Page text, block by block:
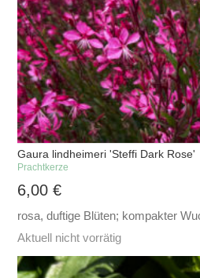
Gaura lindheimeri 'Steffi Dark Rose'
Prachtkerze
6,00€
rosa, duftige Blüten; kompakter
Aktuell nicht vorrätig